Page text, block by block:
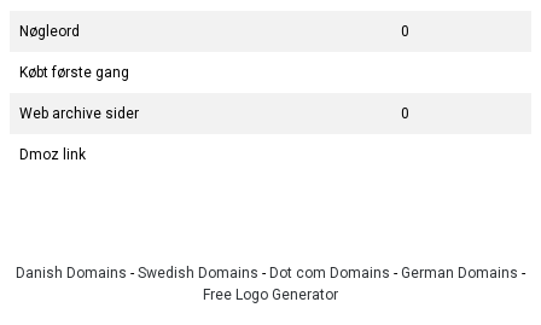
Nøgleord 0
Købt første gang
Web archive sider 0
Dmoz link
Danish Domains - Swedish Domains - Dot com Domains - German Domains -
Free Logo Generator